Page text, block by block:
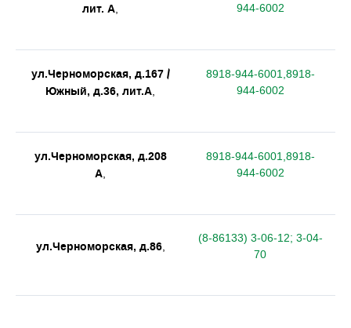
лит. А,
944-6002
ул.Черноморская, д.167 /
Южный, д.36, лит.А,
8918-944-6001,8918-
944-6002
ул.Черноморская, д.208
А,
8918-944-6001,8918-
944-6002
ул.Черноморская, д.86,
(8-86133) 3-06-12; 3-04-
70